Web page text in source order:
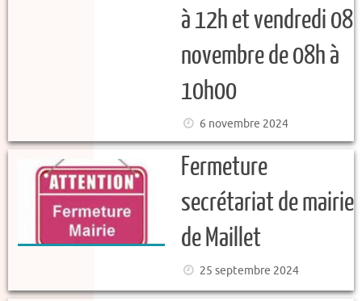
à 12h et vendredi 08
novembre de 08h à
10h00
6 novembre 2024
Fermeture
secrétariat de mairie
de Maillet
25 septembre 2024